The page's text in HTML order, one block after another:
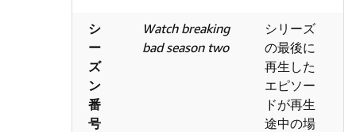
シ
ー
ズ
ン
番
号
Watch breaking
bad season two
シリーズ
の最後に
再生した
エピソー
ドが再生
途中の場